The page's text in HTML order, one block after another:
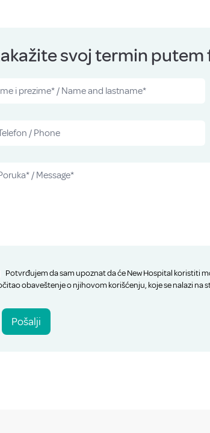
svoj termin putem
Potvrđujem da sam upoznat da će New Hospital koristiti
obaveštenje o njihovom korišćenju, koje se nalazi na
Pošalji